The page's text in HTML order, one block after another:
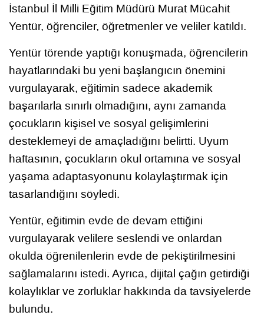
İstanbul İl Milli Eğitim Müdürü Murat Mücahit
Yentür, öğrenciler, öğretmenler ve veliler katıldı.
Yentür törende yaptığı konuşmada, öğrencilerin
hayatlarındaki bu yeni başlangıcın önemini
vurgulayarak, eğitimin sadece akademik
başarılarla sınırlı olmadığını, aynı zamanda
çocukların kişisel ve sosyal gelişimlerini
desteklemeyi de amaçladığını belirtti. Uyum
haftasının, çocukların okul ortamına ve sosyal
yaşama adaptasyonunu kolaylaştırmak için
tasarlandığını söyledi.
Yentür, eğitimin evde de devam ettiğini
vurgulayarak velilere seslendi ve onlardan
okulda öğrenilenlerin evde de pekiştirilmesini
sağlamalarını istedi. Ayrıca, dijital çağın getirdiği
kolaylıklar ve zorluklar hakkında da tavsiyelerde
bulundu.